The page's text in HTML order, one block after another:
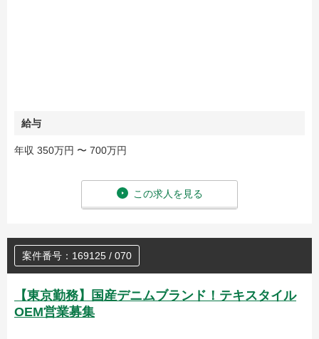
給与
年収 350万円 〜 700万円
この求人を見る
案件番号：169125 / 070
【東京勤務】国産デニムブランド！テキスタイル
OEM営業募集